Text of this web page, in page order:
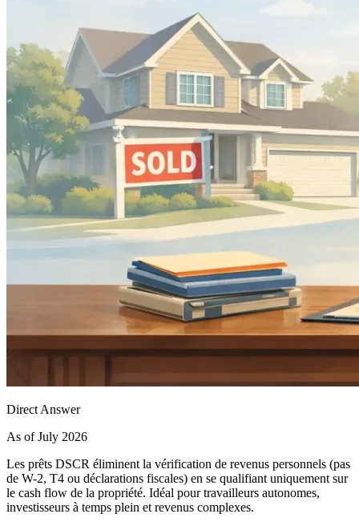
Direct Answer
As of July 2026
Les prêts DSCR éliminent la vérification de revenus personnels (pas
de W-2, T4 ou déclarations fiscales) en se qualifiant uniquement sur
le cash flow de la propriété. Idéal pour travailleurs autonomes,
investisseurs à temps plein et revenus complexes.